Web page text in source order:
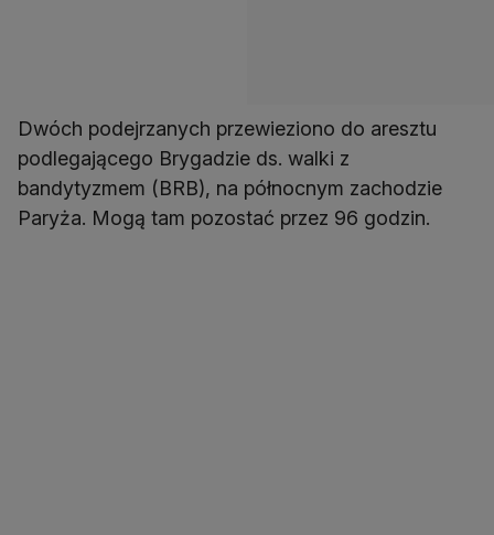
Dwóch podejrzanych przewieziono do aresztu
podlegającego Brygadzie ds. walki z
bandytyzmem (BRB), na północnym zachodzie
Paryża. Mogą tam pozostać przez 96 godzin.